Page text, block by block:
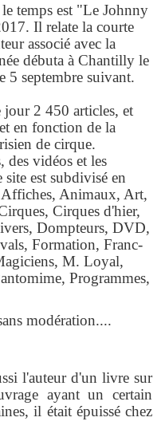
temps est "Le Johnny
Il relate la courte
associé avec la
débuta à Chantilly le
5 septembre suivant.
2 450 articles, et
en fonction de la
de cirque.
des vidéos et les
site est subdivisé en
Animaux, Art,
Cirques d'hier,
Dompteurs, DVD,
Formation, Franc-
M. Loyal,
Programmes,
modération....
l'auteur d'un livre sur
ayant un certain
il était épuissé chez